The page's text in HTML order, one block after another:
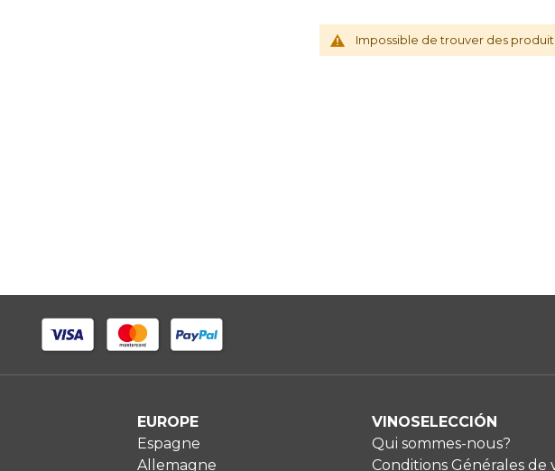
Impossible de trouver des
EUROPE
Espagne
Allemagne
VINOSELECCIÓN
Qui sommes-nous?
Conditions Générales de